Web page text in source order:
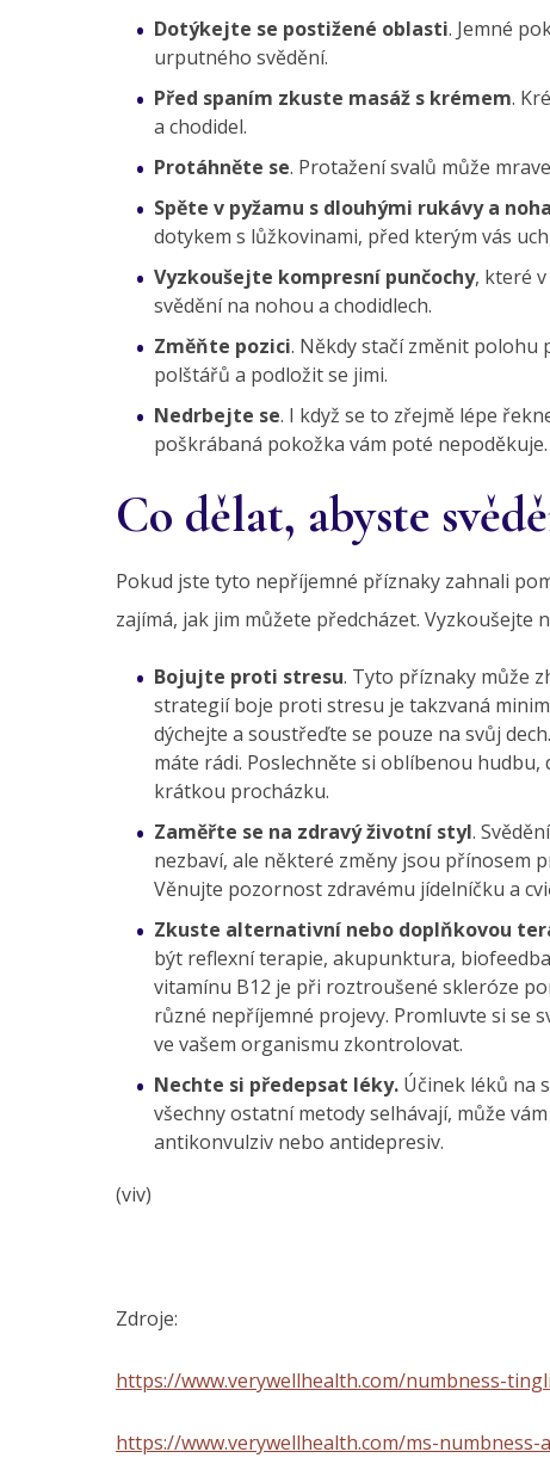
Dotýkejte se postižené oblasti. Jemné
urputného svědění.
Před spaním zkuste masáž s krémem.
a chodidel.
Protáhněte se. Protažení svalů může
Spěte v pyžamu s dlouhými rukávy a
dotykem s lůžkovinami, před kterým vás
Vyzkoušejte kompresní punčochy, které
svědění na nohou a chodidlech.
Změňte pozici. Někdy stačí změnit polohu
polštářů a podložit se jimi.
Nedrbejte se. I když se to zřejmě lépe
poškrábaná pokožka vám poté nepoděkuje.
Co dělat, abyste
Pokud jste tyto nepříjemné příznaky zahnali
zajímá, jak jim můžete předcházet. Vyzkoušejte
Bojujte proti stresu. Tyto příznaky může
strategií boje proti stresu je takzvaná
dýchejte a soustřeďte se pouze na svůj
máte rádi. Poslechněte si oblíbenou
krátkou procházku.
Zaměřte se na zdravý životní styl.
nezbaví, ale některé změny jsou přínosem
Věnujte pozornost zdravému jídelníčku a
Zkuste alternativní nebo doplňkovou
být reflexní terapie, akupunktura,
vitamínu B12 je při roztroušené skleróze
různé nepříjemné projevy. Promluvte si se
ve vašem organismu zkontrolovat.
Nechte si předepsat léky. Účinek léků na
všechny ostatní metody selhávají, může
antikonvulziv nebo antidepresiv.
(viv)
Zdroje:
https://www.verywellhealth.com/numbness-
https://www.verywellhealth.com/ms-